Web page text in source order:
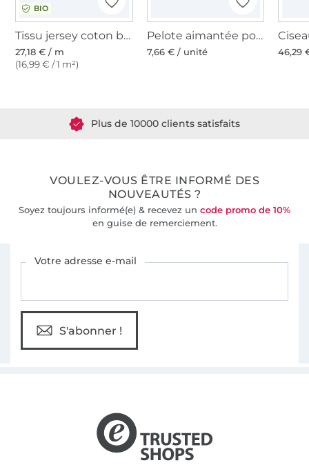
BIO
Tissu jersey coton bio Albstoffe Hamburger Liebe Botanical Herbs, noir
27,18 € / m
(16,99 € / 1 m²)
Pelote aimantée pour épingles
7,66 € / unité 46,29
VOULEZ-VOUS ÊTRE INFORMÉ DES
NOUVEAUTÉS ?
Soyez toujours informé(e) & recevez un code promo de 10%
en guise de remerciement.
Votre adresse e-mail
S'abonner !